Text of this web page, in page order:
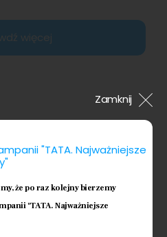
więcej
sprzęt, ale jej
Jego
i
sprawia, że
liczyć na opiekę
a także na
Zamknij
"TATA. Najważniejsze
że po raz kolejny bierzemy
"TATA. Najważniejsze